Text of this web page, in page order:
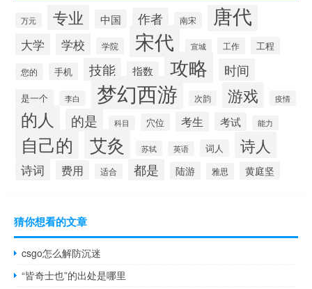
万元 专业 中国 作者 南宋 唐代
大学 学校 学院 宋代 宣城 工作 工程
您的 手机 技能 指数 攻略 时间
是一个 李白 梦幻西游 次韵 游戏 疫情
的人 的是 科目 穴位 考生 考试 能力
自己的 艾灸 苏轼 英语 词人 诗人
诗词 费用 适合 都是 陆游 雅思 黄庭坚
猜你想看的文章
csgo怎么解防沉迷
“皆奇士也”的出处是哪里